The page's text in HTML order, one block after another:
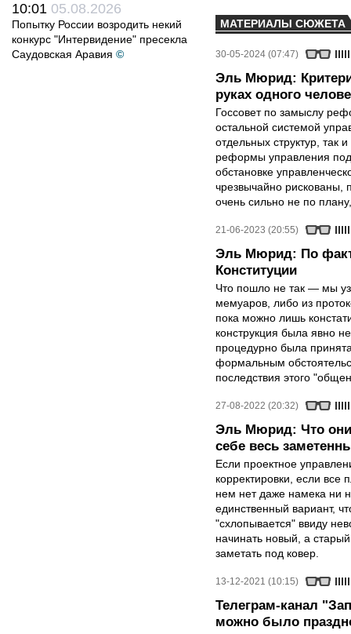
10:01 05.08.2026
Попытку России возродить некий
конкурс "Интервидение" пресекла
Саудовская Аравия ©
МАТЕРИАЛЫ СЮЖЕТА
30-05-2024 (07:47)
Эль Мюрид:
руках одного
Госсовет по замыслу
остальной системой
отдельных структур, так
реформы управления под
обстановке
чрезвычайно рискованы,
очень сильно не по
21-06-2023 (20:55)
Эль Мюрид: По
Конституции
Что пошло не так — мы
мемуаров, либо из
пока можно лишь
конструкция была явно
процедурно была
формальным
последствия этого
27-08-2022 (20:32)
Эль Мюрид: Что они
себе весь
Если проектное
корректировки, если все
нем нет даже намека ни
единственный вариант,
"схлопывается" ввиду
начинать новый, а
заметать под ковер.
13-12-2021 (10:15)
Телеграм-канал
можно было